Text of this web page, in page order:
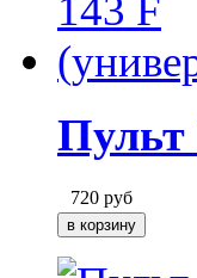
Пульт
720 руб